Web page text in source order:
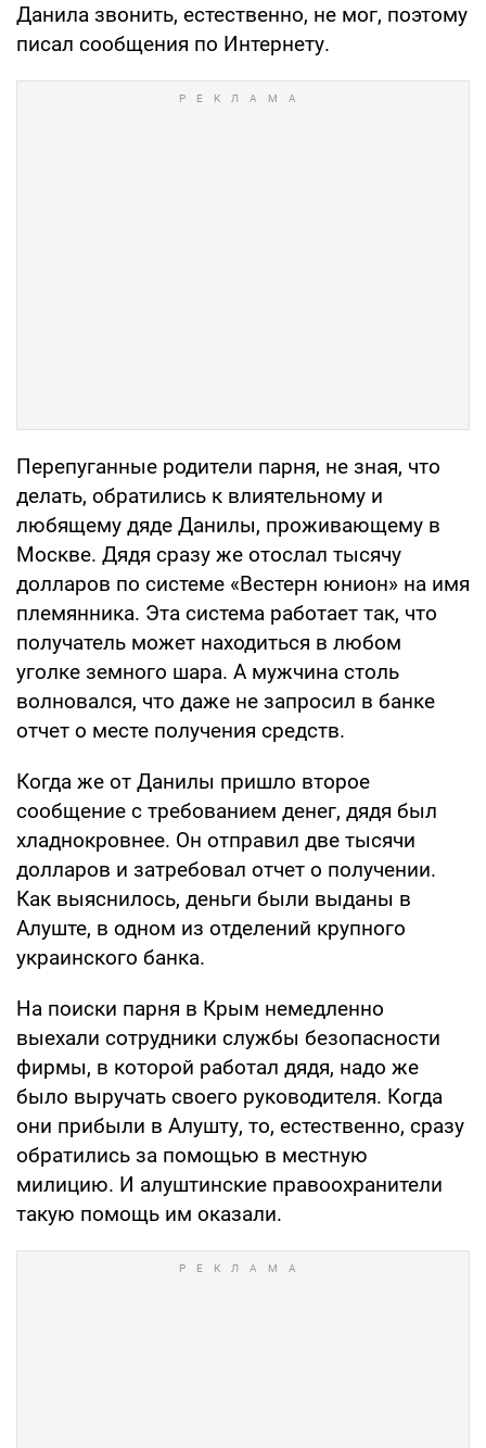
Данила звонить, естественно, не мог, поэтому
писал сообщения по Интернету.
Перепуганные родители парня, не зная, что
делать, обратились к влиятельному и
любящему дяде Данилы, проживающему в
Москве. Дядя сразу же отослал тысячу
долларов по системе «Вестерн юнион» на имя
племянника. Эта система работает так, что
получатель может находиться в любом
уголке земного шара. А мужчина столь
волновался, что даже не запросил в банке
отчет о месте получения средств.
Когда же от Данилы пришло второе
сообщение с требованием денег, дядя был
хладнокровнее. Он отправил две тысячи
долларов и затребовал отчет о получении.
Как выяснилось, деньги были выданы в
Алуште, в одном из отделений крупного
украинского банка.
На поиски парня в Крым немедленно
выехали сотрудники службы безопасности
фирмы, в которой работал дядя, надо же
было выручать своего руководителя. Когда
они прибыли в Алушту, то, естественно, сразу
обратились за помощью в местную
милицию. И алуштинские правоохранители
такую помощь им оказали.